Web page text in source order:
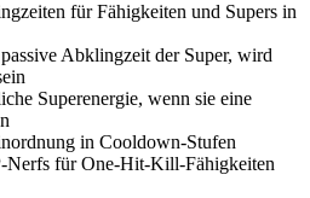
für Fähigkeiten und Supers in
Abklingzeit der Super, wird
Superenergie, wenn sie eine
in Cooldown-Stufen
Nerfs für One-Hit-Kill-Fähigkeiten